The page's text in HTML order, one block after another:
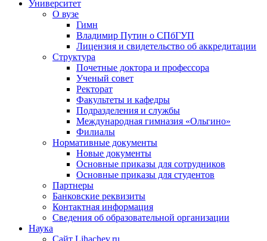
Университет
О вузе
Гимн
Владимир Путин о СПбГУП
Лицензия и свидетельство об аккредитации
Структура
Почетные доктора и профессора
Ученый совет
Ректорат
Факультеты и кафедры
Подразделения и службы
Международная гимназия «Ольгино»
Филиалы
Нормативные документы
Новые документы
Основные приказы для сотрудников
Основные приказы для студентов
Партнеры
Банковские реквизиты
Контактная информация
Сведения об образовательной организации
Наука
Сайт Lihachev.ru